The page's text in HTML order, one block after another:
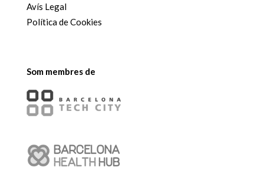
Avís Legal
Política de Cookies
Som membres de